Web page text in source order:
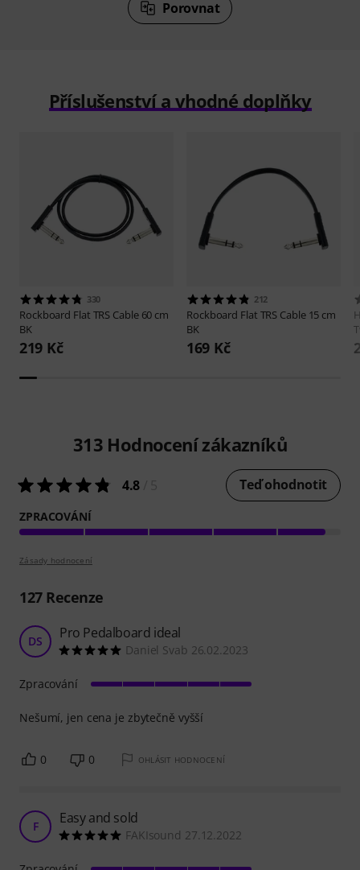
Porovnat
Příslušenství a vhodné doplňky
330
Rockboard Flat TRS Cable 60 cm
BK
219 Kč
212
Rockboard Flat TRS Cable 15 cm
BK
169 Kč
313 Hodnocení zákazníků
4.8 Teď ohodnotit
ZPRACOVÁNÍ
Zásady hodnocení
127Recenze
DS Pro Pedalboard ideal
Daniel Svab 26.02.2023
Nešumí, jen cena je zbytečně vyšší
Zpracování
0 0 OHLÁSIT HODNOCENÍ
F Easy and sold
FAKIsound 27.12.2022